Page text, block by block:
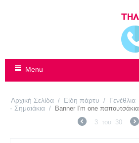
Menu
Αρχική Σελίδα / Είδη πάρτυ / Γενέθλια
- Σημαιάκια /
Banner I'm one παπουτσάκια
3 του 30